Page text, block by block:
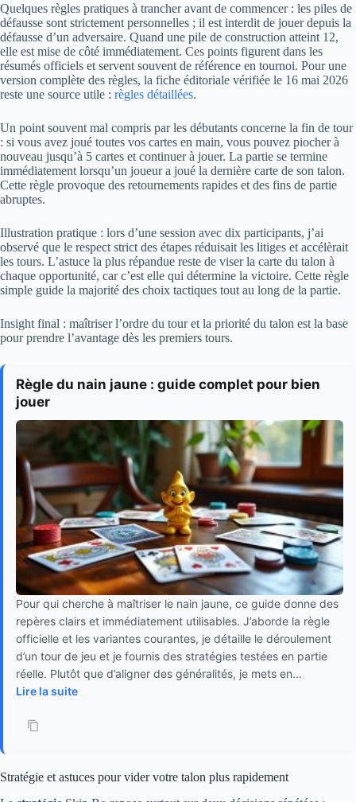
Quelques règles pratiques à trancher avant de commencer : les piles de
défausse sont strictement personnelles ; il est interdit de jouer depuis la
défausse d’un adversaire. Quand une pile de construction atteint 12,
elle est mise de côté immédiatement. Ces points figurent dans les
résumés officiels et servent souvent de référence en tournoi. Pour une
version complète des règles, la fiche éditoriale vérifiée le 16 mai 2026
reste une source utile : règles détaillées.
Un point souvent mal compris par les débutants concerne la fin de tour
: si vous avez joué toutes vos cartes en main, vous pouvez piocher à
nouveau jusqu’à 5 cartes et continuer à jouer. La partie se termine
immédiatement lorsqu’un joueur a joué la dernière carte de son talon.
Cette règle provoque des retournements rapides et des fins de partie
abruptes.
Illustration pratique : lors d’une session avec dix participants, j’ai
observé que le respect strict des étapes réduisait les litiges et accélèrait
les tours. L’astuce la plus répandue reste de viser la carte du talon à
chaque opportunité, car c’est elle qui détermine la victoire. Cette règle
simple guide la majorité des choix tactiques tout au long de la partie.
Insight final : maîtriser l’ordre du tour et la priorité du talon est la base
pour prendre l’avantage dès les premiers tours.
Règle du nain jaune : guide complet pour bien
jouer
Pour qui cherche à maîtriser le nain jaune, ce guide donne des
repères clairs et immédiatement utilisables. J’aborde la règle
officielle et les variantes courantes, je détaille le déroulement
d’un tour de jeu et je fournis des stratégies testées en partie
réelle. Plutôt que d’aligner des généralités, je mets en...
Lire la suite
Stratégie et astuces pour vider votre talon plus rapidement